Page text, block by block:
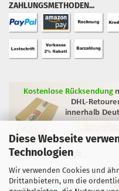
Diese Webseite
Technologien
Wir verwenden Cookies und
Drittanbietern, um die
ZAHLUNGSMETHODEN...
GEPRÜFTE QUALITÄT...